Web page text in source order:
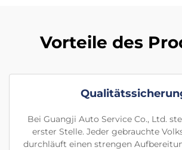
Vorteile des
Bei Guangji Auto Service Co., Ltd.
erster Stelle. Jeder gebrauchte
durchläuft einen strengen